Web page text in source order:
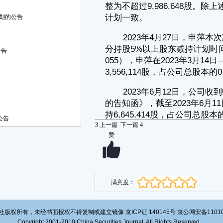
的公告
告
公司于2023年5月4日披露了《关于部分控股股东及其部分一致行动
年5月4日起至本公告披露日，申萍及其一致行动人累计减持比例为
0.874%，期间申萍及其一致行动人减持股份情况如下：
2、股东本次减持前后持股情况
1、本次减持遵守《证券法》、《深圳证券交易所股票上市规则》、
《深圳证券交易所上市公司自律监管指引第1号——主板上市公司规范运
作》、《上市公司股东、董监高减持股份的若干规定》、《深圳证券交易
所上市公司股东及董事、监事、高级管理人员减持股份实施细则》等法律
法规、部门规章、规范性文件的规定。
2、截至2023年6月11日，本次减持计划期限届满，股东申萍减持股
3、本次减持计划实施不会导致公司控制权发生变更，不会对公司治
信息披露义务。
3 上一篇 下一篇 4
赞
满意度：
版权所有，未经书面授权不得复制或建立镜像 京ICP证 140145号 京公网安备